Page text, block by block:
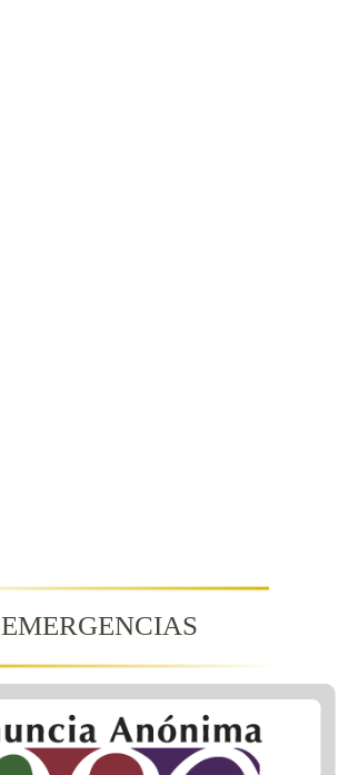
EMERGENCIAS